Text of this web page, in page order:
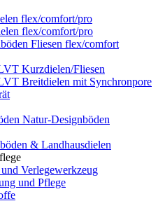
flex/comfort/pro
flex/comfort/pro
Fliesen flex/comfort
Kurzdielen/Fliesen
Breitdielen mit Synchronpore
Natur-Designböden
& Landhausdielen
Verlegewerkzeug
und Pflege